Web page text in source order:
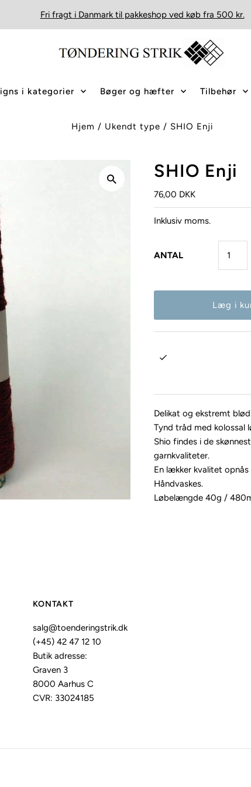
Fri fragt i Danmark til pakkeshop ved køb fra 500 kr.
i kategorier Bøger og hæfter Tilbehør
Hjem / Ukendt type / SHIO Enji
SHIO Enji
76,00 DKK
Inklusiv moms.
ANTAL
Delikat og ekstremt
Tynd tråd med
Shio findes i de
garnkvaliteter.
En lækker kvalitet
Håndvaskes.
Løbelængde 40g /
KONTAKT
salg@toenderingstrik.dk
(+45) 42 47 12 10
Butik adresse:
Graven 3
8000 Aarhus C
CVR: 33024185